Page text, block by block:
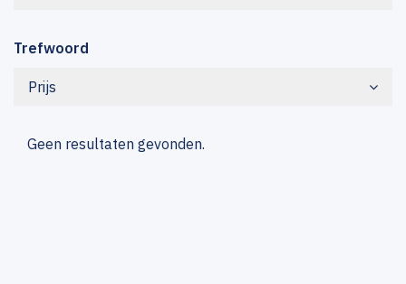
Trefwoord
Prijs
Geen resultaten gevonden.